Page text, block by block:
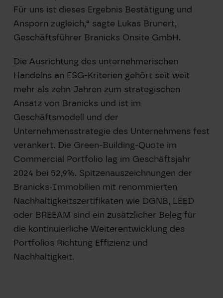
Für uns ist dieses Ergebnis Bestätigung und
Ansporn zugleich,“ sagte Lukas Brunert,
Geschäftsführer Branicks Onsite GmbH.
Die Ausrichtung des unternehmerischen
Handelns an ESG-Kriterien gehört seit weit
mehr als zehn Jahren zum strategischen
Ansatz von Branicks und ist im
Geschäftsmodell und der
Unternehmensstrategie des Unternehmens fest
verankert. Die Green-Building-Quote im
Commercial Portfolio lag im Geschäftsjahr
2024 bei 52,9%. Spitzenauszeichnungen der
Branicks-Immobilien mit renommierten
Nachhaltigkeitszertifikaten wie DGNB, LEED
oder BREEAM sind ein zusätzlicher Beleg für
die kontinuierliche Weiterentwicklung des
Portfolios Richtung Effizienz und
Nachhaltigkeit.